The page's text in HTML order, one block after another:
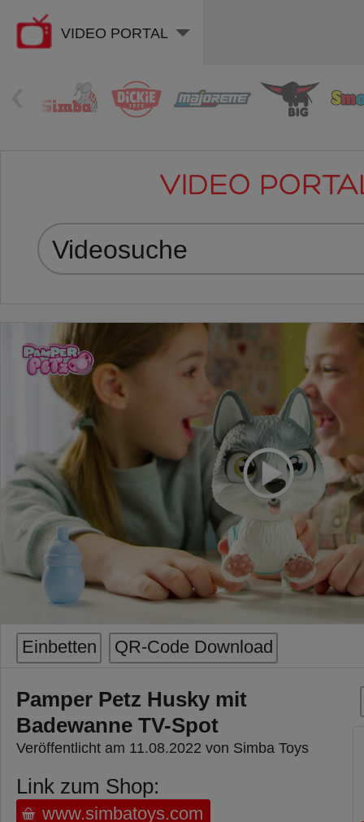
VIDEO PORTAL
VIDEO
Einbetten QR-Code Download
Pamper Petz Husky mit
Badewanne TV-Spot
Veröffentlicht am 11.08.2022 von Simba Toys
Link zum Shop:
www.simbatoys.com